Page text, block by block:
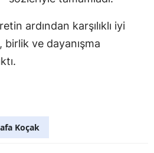
ardından karşılıklı iyi
birlik ve dayanışma
Koçak